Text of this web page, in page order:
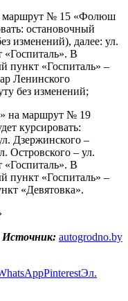
маршрут № 15 «Фолюш
остановочный
изменений), далее: ул.
«Госпиталь». В
пункт «Госпиталь» –
Ленинского
без изменений;
на маршрут № 19
курсировать:
Дзержинского ‒
Островского – ул.
«Госпиталь». В
пункт «Госпиталь» –
«Девятовка».
Источник: autogrodno.by
PinterestЭл.